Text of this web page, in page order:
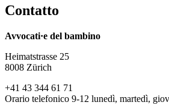
Contatto
Avvocati·e del bambino
Heimatstrasse 25
8008 Zürich
+41 43 344 61 71
Orario telefonico 9-12 lunedì, martedì,